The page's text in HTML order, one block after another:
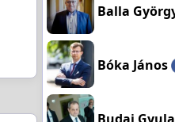
Balla
Bóka János